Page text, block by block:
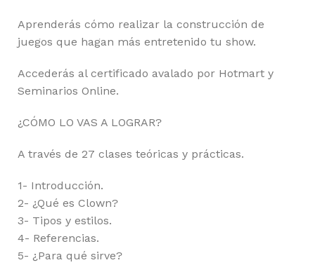
Aprenderás cómo realizar la construcción de
juegos que hagan más entretenido tu show.
Accederás al certificado avalado por Hotmart y
Seminarios Online.
¿CÓMO LO VAS A LOGRAR?
A través de 27 clases teóricas y prácticas.
1- Introducción.
2- ¿Qué es Clown?
3- Tipos y estilos.
4- Referencias.
5- ¿Para qué sirve?